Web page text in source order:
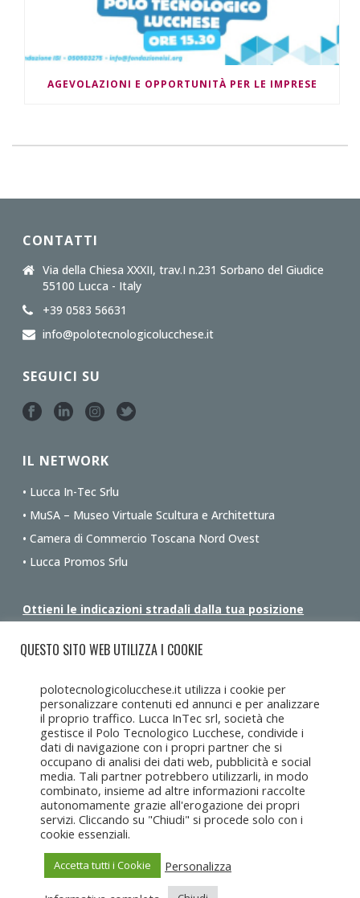
AGEVOLAZIONI E OPPORTUNITÀ PER LE IMPRESE
CONTATTI
Via della Chiesa XXXII, trav.I n.231 Sorbano del Giudice
55100 Lucca - Italy
+39 0583 56631
info@polotecnologicolucchese.it
SEGUICI SU
IL NETWORK
• Lucca In-Tec Srlu
• MuSA – Museo Virtuale Scultura e Architettura
• Camera di Commercio Toscana Nord Ovest
• Lucca Promos Srlu
Ottieni le indicazioni stradali dalla tua posizione
Copyright Lucca Intec © 2017-2025 • Tutti i diritti riservati •
Intec s.r.l.uc/o CCIAA Toscana Nord Ovest, Corte Campana 10, 55100
QUESTO SITO WEB UTILIZZA I COOKIE
polotecnologicolucchese.it utilizza i cookie per
personalizzare contenuti ed annunci e per analizzare
il proprio traffico. Lucca InTec srl, società che
gestisce il Polo Tecnologico Lucchese, condivide i
dati di navigazione con i propri partner che si
occupano di analisi dei dati web, pubblicità e social
media. Tali partner potrebbero utilizzarli, in modo
combinato, insieme ad altre informazioni raccolte
autonomamente grazie all'erogazione dei propri
servizi. Cliccando su "Chiudi" si procede solo con i
cookie essenziali.
Accetta tutti i Cookie Personalizza